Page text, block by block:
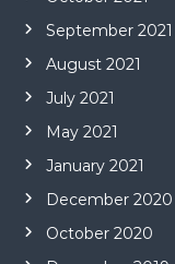
September 2021
August 2021
July 2021
May 2021
January 2021
December 2020
October 2020